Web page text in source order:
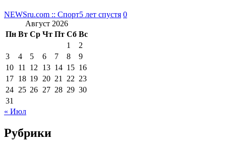
NEWSru.com :: Спорт5 лет спустя 0
Август 2026
Пн Вт Ср Чт Пт Сб Вс
1
2
3
4 5 6 7 8
9
10 11 12 13 14 15 16
17 18 19 20 21 22 23
24 25 26 27 28 29 30
31
« Июл
Рубрики